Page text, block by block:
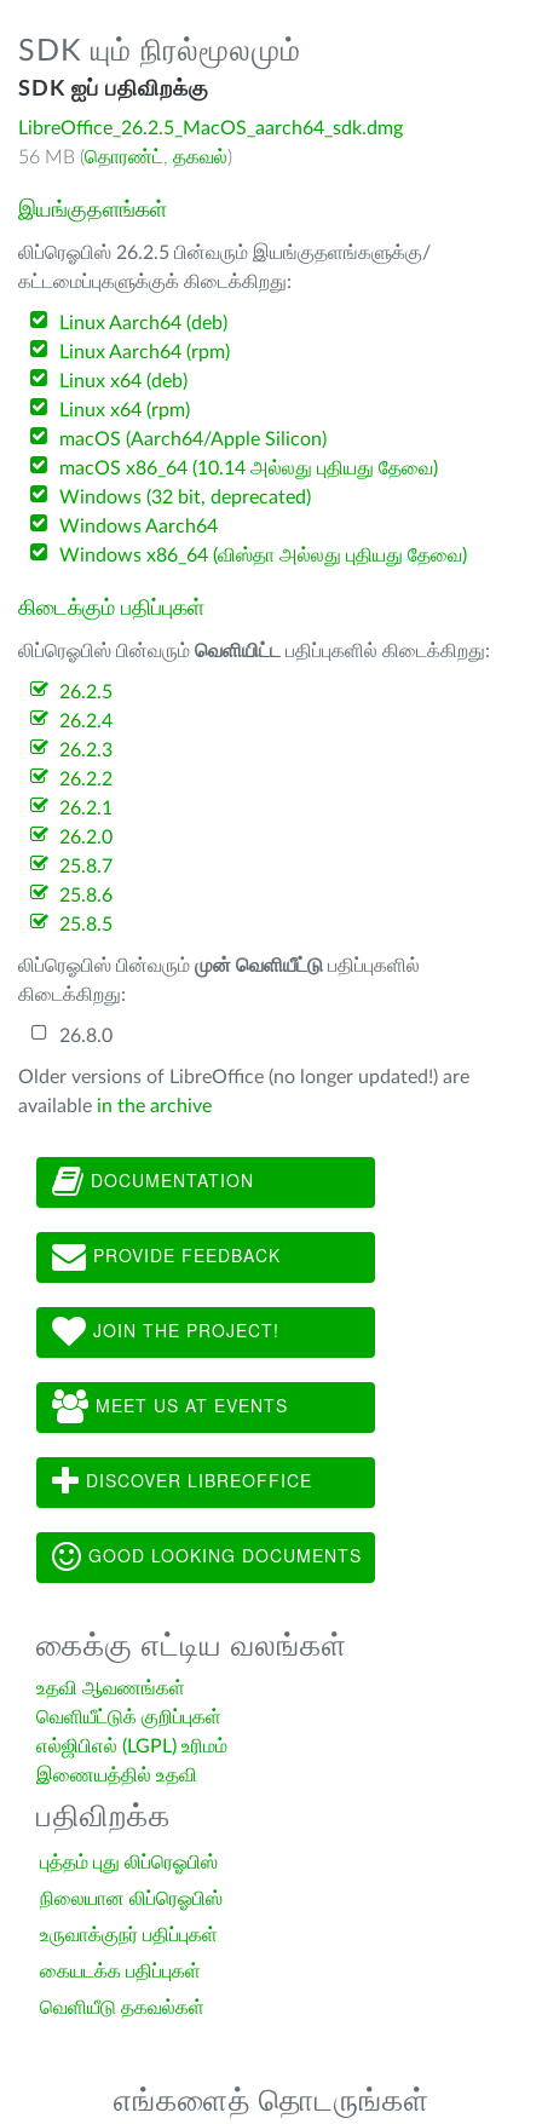
SDK யும் நிரல்மூலமும்
SDK ஐப் பதிவிறக்கு
LibreOffice_26.2.5_MacOS_aarch64_sdk.dmg
56 MB (தொரண்ட் , தகவல்)
இயங்குதளங்கள்
லிப்ரெஓபிஸ் 26.2.5 பின்வரும் இயங்குதளங்களுக்கு/
கட்டமைப்புகளுக்குக் கிடைக்கிறது:
Linux Aarch64 (deb)
Linux Aarch64 (rpm)
Linux x64 (deb)
Linux x64 (rpm)
macOS (Aarch64/Apple Silicon)
macOS x86_64 (10.14 அல்லது புதியது தேவை)
Windows (32 bit, deprecated)
Windows Aarch64
Windows x86_64 (விஸ்தா அல்லது புதியது தேவை)
கிடைக்கும் பதிப்புகள்
லிப்ரெஓபிஸ் பின்வரும் வெளியிட்ட பதிப்புகளில் கிடைக்கிறது:
26.2.5
26.2.4
26.2.3
26.2.2
26.2.1
26.2.0
25.8.7
25.8.6
25.8.5
லிப்ரெஓபிஸ் பின்வரும் முன் வெளியீட்டு பதிப்புகளில்
கிடைக்கிறது:
26.8.0
Older versions of LibreOffice (no longer updated!) are
available in the archive
DOCUMENTATION
PROVIDE FEEDBACK
JOIN THE PROJECT!
MEET US AT EVENTS
DISCOVER LIBREOFFICE
GOOD LOOKING DOCUMENTS
கைக்கு எட்டிய வலங்கள்
உதவி ஆவணங்கள்
வெளியீட்டுக் குறிப்புகள்
எல்ஜிபிஎல் (LGPL) உரிமம்
இணையத்தில் உதவி
பதிவிறக்க
புத்தம் புது லிப்ரெஓபிஸ்
நிலையான லிப்ரெஓபிஸ்
உருவாக்குநர் பதிப்புகள்
கையடக்க பதிப்புகள்
வெளியீடு தகவல்கள்
எங்களைத் தொடருங்கள்